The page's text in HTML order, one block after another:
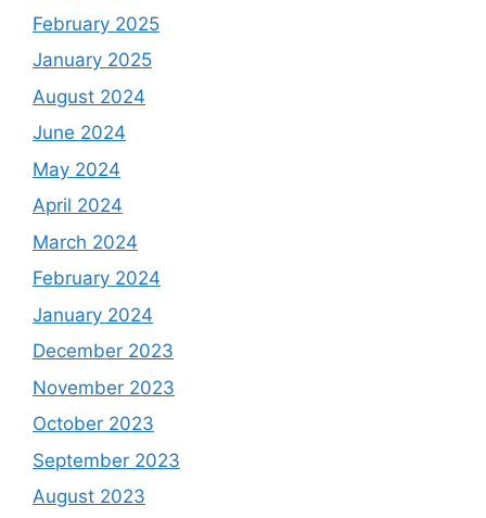
February 2025
January 2025
August 2024
June 2024
May 2024
April 2024
March 2024
February 2024
January 2024
December 2023
November 2023
October 2023
September 2023
August 2023